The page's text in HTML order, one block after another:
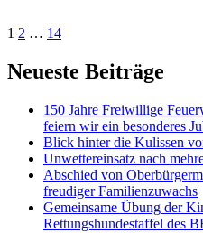
1 2 … 14
Neueste Beiträge
150 Jahre Freiwillige
feiern wir ein besonderes
Blick hinter die Kulissen
Unwettereinsatz nach
Abschied von
freudiger Familienzuwachs
Gemeinsame Übung der
Rettungshundestaffel des